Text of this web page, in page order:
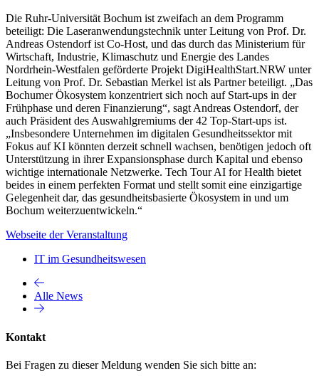
Die Ruhr-Universität Bochum ist zweifach an dem Programm
beteiligt: Die Laseranwendungstechnik unter Leitung von Prof. Dr.
Andreas Ostendorf ist Co-Host, und das durch das Ministerium für
Wirtschaft, Industrie, Klimaschutz und Energie des Landes
Nordrhein-Westfalen geförderte Projekt DigiHealthStart.NRW unter
Leitung von Prof. Dr. Sebastian Merkel ist als Partner beteiligt. „Das
Bochumer Ökosystem konzentriert sich noch auf Start-ups in der
Frühphase und deren Finanzierung“, sagt Andreas Ostendorf, der
auch Präsident des Auswahlgremiums der 42 Top-Start-ups ist.
„Insbesondere Unternehmen im digitalen Gesundheitssektor mit
Fokus auf KI könnten derzeit schnell wachsen, benötigen jedoch oft
Unterstützung in ihrer Expansionsphase durch Kapital und ebenso
wichtige internationale Netzwerke. Tech Tour AI for Health bietet
beides in einem perfekten Format und stellt somit eine einzigartige
Gelegenheit dar, das gesundheitsbasierte Ökosystem in und um
Bochum weiterzuentwickeln.“
Webseite der Veranstaltung
IT im Gesundheitswesen
Alle News
Kontakt
Bei Fragen zu dieser Meldung wenden Sie sich bitte an: